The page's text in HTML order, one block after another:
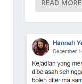
READ MORE